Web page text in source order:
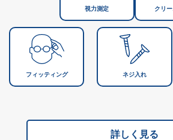
視力測定 クリ
フィッティング ネジ入れ
詳しく見る